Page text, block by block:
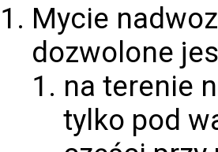
Mycie
dozwolone
na terenie
tylko pod